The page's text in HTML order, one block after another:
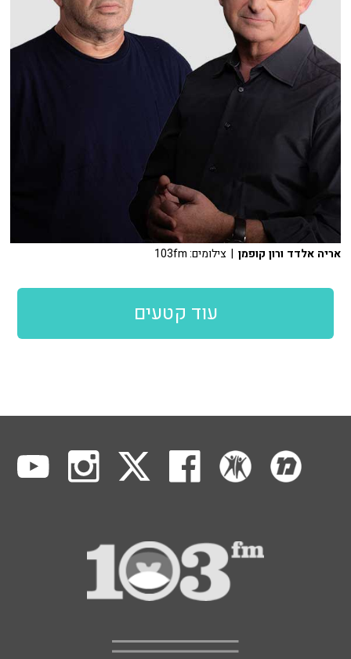
אריה אלדד ורון קופמן | צילומים: 103fm
עוד קטעים